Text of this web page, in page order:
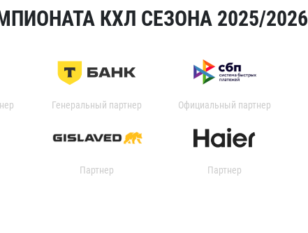
КХЛ СЕЗОНА 2025/2026
Генеральный партнер Официальный партнер
Партнер Партнер